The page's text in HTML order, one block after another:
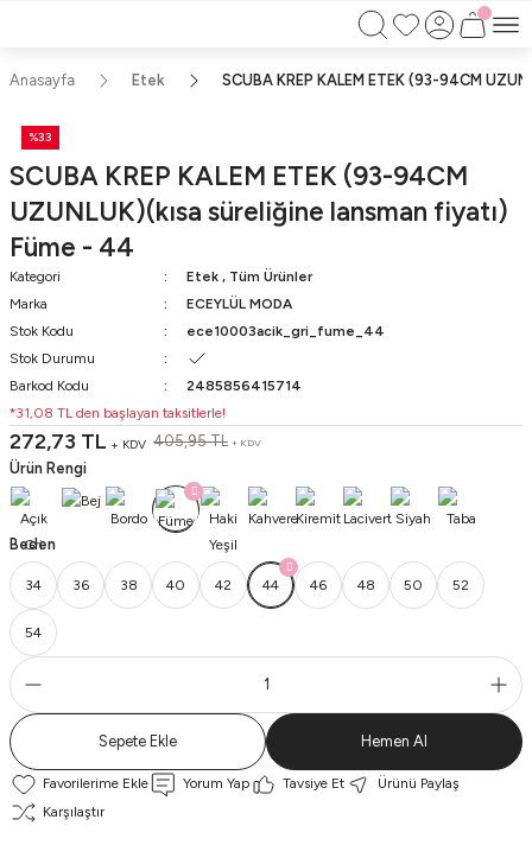
750TL ÜZERİ ALIŞVERİŞLERİNİZDE KARGO BEDAVA!!
Anasayfa Etek SCUBA KREP KALEM ETEK (93-94CM
%33
SCUBA KREP KALEM ETEK (93-94CM
UZUNLUK)(kısa süreliğine lansman fiyatı)
Füme - 44
Kategori Etek , Tüm Ürünler
Marka
ECEYLÜL MODA
Stok Kodu
ece10003acik_gri_fume_44
Stok Durumu
Barkod Kodu
2485856415714
*31,08 TL den başlayan taksitlerle!
272,73 TL + KDV 405,95 TL + KDV
Ürün Rengi
Beden
34 36 38 40 42 44 46 48 50 52
54
Sepete Ekle Hemen Al
Yorum Yap Tavsiye Et
Ürünü Paylaş
Karşılaştır